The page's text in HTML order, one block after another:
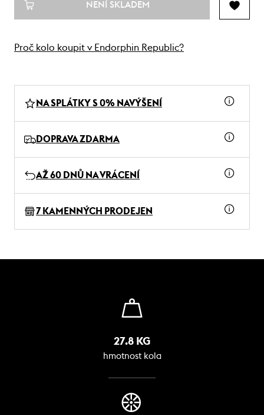
NENÍ SKLADEM
Proč kolo koupit v Endorphin Republic?
NA SPLÁTKY S 0% NAVÝŠENÍ
DOPRAVA ZDARMA
AŽ 60 DNŮ NA VRÁCENÍ
7 KAMENNÝCH PRODEJEN
27.8 KG
hmotnost kola